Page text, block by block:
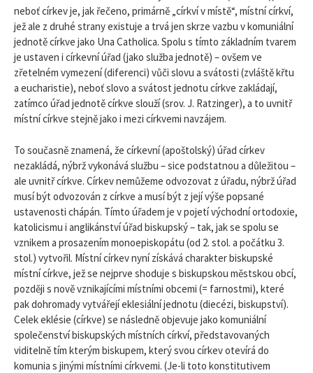
neboť církev je, jak řečeno, primárně „církví v místě“, místní církví,
jež ale z druhé strany existuje a trvá jen skrze vazbu v komuniální
jednotě církve jako Una Catholica. Spolu s tímto základním tvarem
je ustaven i církevní úřad (jako služba jednotě) – ovšem ve
zřetelném vymezení (diferenci) vůči slovu a svátosti (zvláště křtu
a eucharistie), neboť slovo a svátost jednotu církve zakládají,
zatímco úřad jednotě církve slouží (srov. J. Ratzinger), a to uvnitř
místní církve stejně jako i mezi církvemi navzájem.
To současně znamená, že církevní (apoštolský) úřad církev
nezakládá, nýbrž vykonává službu – sice podstatnou a důležitou –
ale uvnitř církve. Církev nemůžeme odvozovat z úřadu, nýbrž úřad
musí být odvozován z církve a musí být z její výše popsané
ustavenosti chápán. Tímto úřadem je v pojetí východní ortodoxie,
katolicismu i anglikánství úřad biskupský – tak, jak se spolu se
vznikem a prosazením monoepiskopátu (od 2. stol. a počátku 3.
stol.) vytvořil. Místní církev nyní získává charakter biskupské
místní církve, jež se nejprve shoduje s biskupskou městskou obcí,
později s nově vznikajícími místními obcemi (= farnostmi), které
pak dohromady vytvářejí eklesiální jednotu (diecézi, biskupství).
Celek eklésie (církve) se následně objevuje jako komuniální
společenství biskupských místních církví, představovaných
viditelně tím kterým biskupem, který svou církev otevírá do
komunia s jinými místními církvemi. (Je-li toto konstitutivem